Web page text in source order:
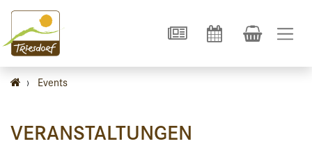
› Events
VERANSTALTUNGEN